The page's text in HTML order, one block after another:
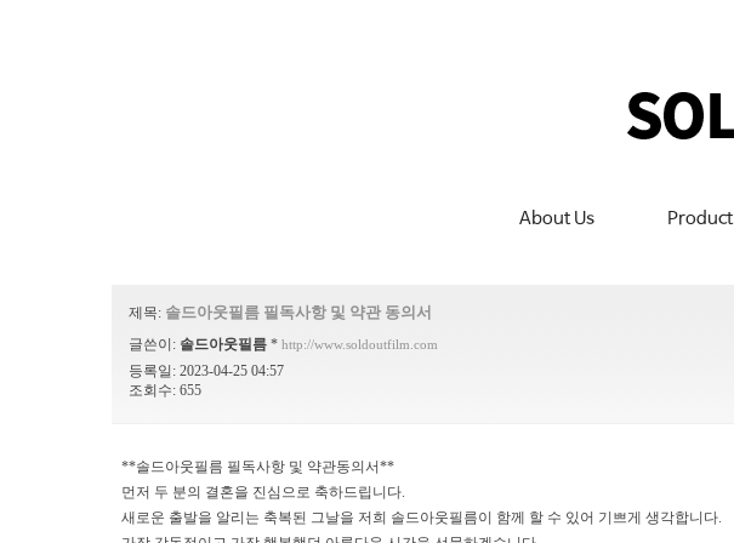
About Us Product
제목: 솔드아웃필름 필독사항 및 약관 동의서
글쓴이: 솔드아웃필름 * http://www.soldoutfilm.com
등록일: 2023-04-25 04:57
조회수: 655
**솔드아웃필름 필독사항 및 약관동의서**
먼저 두 분의 결혼을 진심으로 축하드립니다.
새로운 출발을 알리는 축복된 그날을 저희 솔드아웃필름이 함께 할 수 있어 기쁘게 생각합니다.